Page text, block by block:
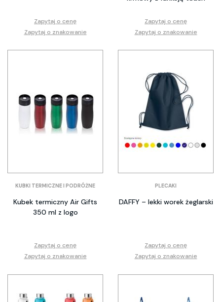
Zapytaj o cenę
Zapytaj o znakowanie
Zapytaj o cenę
Zapytaj o znakowanie
KUBKI TERMICZNE I PODRÓŻNE
Kubek termiczny Air Gifts
350 ml z logo
Zapytaj o cenę
Zapytaj o znakowanie
PLECAKI
DAFFY – lekki worek żeglarski
Zapytaj o cenę
Zapytaj o znakowanie